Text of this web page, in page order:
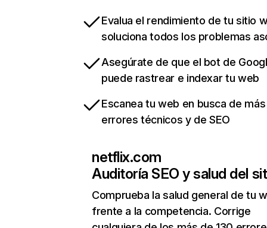
Evalua el rendimiento de tu sitio
soluciona todos los problemas
Asegúrate de que el bot de
puede rastrear e indexar tu web
Escanea tu web en busca de
errores técnicos y de SEO
netflix.com
Auditoría SEO y salud del
Comprueba la salud general de tu
frente a la competencia. Corrige